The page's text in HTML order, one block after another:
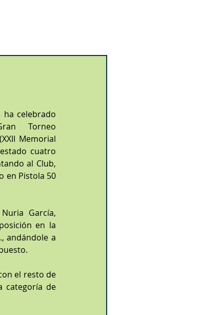
celebrado
Torneo
Memorial
cuatro
al Club,
en Pistola 50
García,
en la
andándole a
el resto de
categoría de